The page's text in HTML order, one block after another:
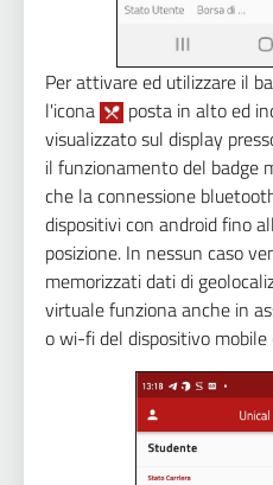
Per attivare ed utilizzare il
l'icona
posta in alto ed
visualizzato sul display
il funzionamento del badge
che la connessione
dispositivi con android fino
posizione. In nessun caso
memorizzati dati di
virtuale funziona anche in
o wi-fi del dispositivo